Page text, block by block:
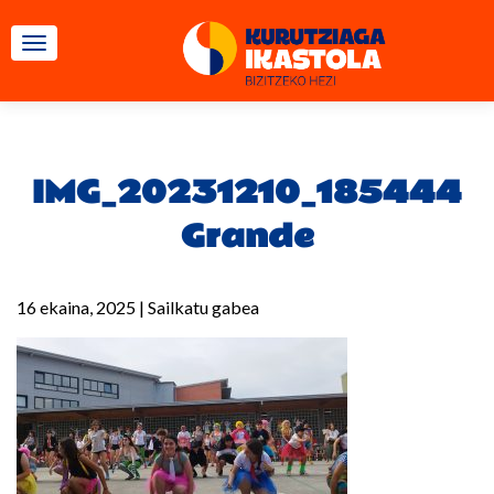
TOGGLE NAVIGATION
IMG_20231210_185444
Grande
16 ekaina, 2025 | Sailkatu gabea